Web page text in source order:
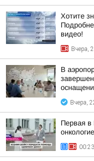
Хотите
видео!
Вчера,
В
Вчера,
Первая в
00:23